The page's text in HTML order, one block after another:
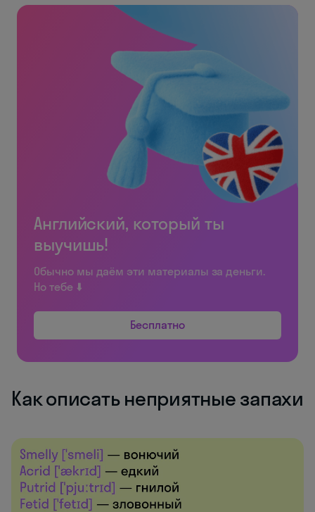
Английский, который ты
выучишь!
Обычно мы даём эти материалы за деньги.
Но тебе ⬇️
Бесплатно
Как описать неприятные запахи